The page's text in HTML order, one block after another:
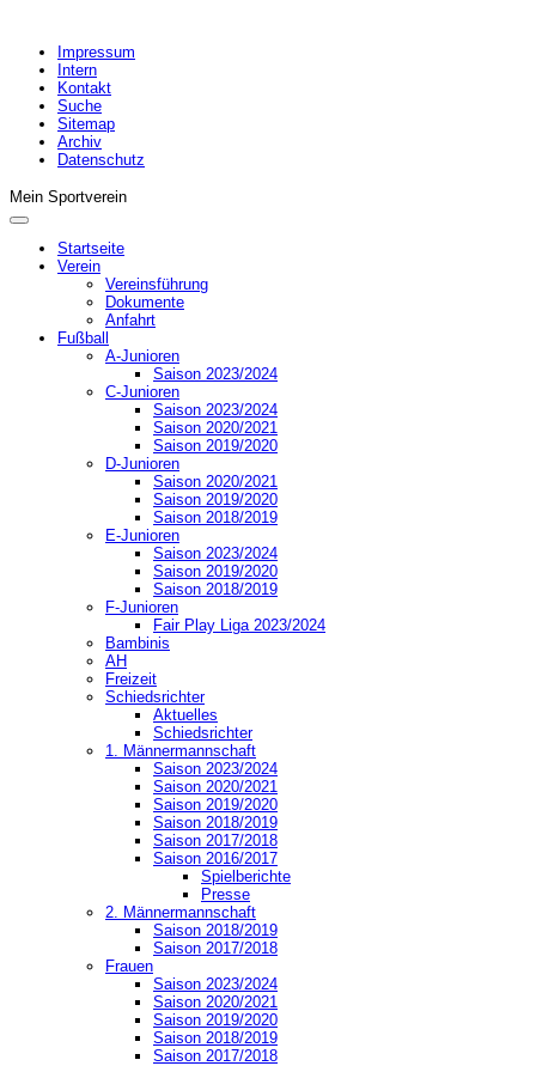
Impressum
Intern
Kontakt
Suche
Sitemap
Archiv
Datenschutz
Mein Sportverein
Startseite
Verein
Vereinsführung
Dokumente
Anfahrt
Fußball
A-Junioren
Saison 2023/2024
C-Junioren
Saison 2023/2024
Saison 2020/2021
Saison 2019/2020
D-Junioren
Saison 2020/2021
Saison 2019/2020
Saison 2018/2019
E-Junioren
Saison 2023/2024
Saison 2019/2020
Saison 2018/2019
F-Junioren
Fair Play Liga 2023/2024
Bambinis
AH
Freizeit
Schiedsrichter
Aktuelles
Schiedsrichter
1. Männermannschaft
Saison 2023/2024
Saison 2020/2021
Saison 2019/2020
Saison 2018/2019
Saison 2017/2018
Saison 2016/2017
Spielberichte
Presse
2. Männermannschaft
Saison 2018/2019
Saison 2017/2018
Frauen
Saison 2023/2024
Saison 2020/2021
Saison 2019/2020
Saison 2018/2019
Saison 2017/2018